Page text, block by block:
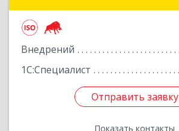
Внедрений
1С:Специалист
Отправить заявку
Показать контакты
Отправить заявку
Назад